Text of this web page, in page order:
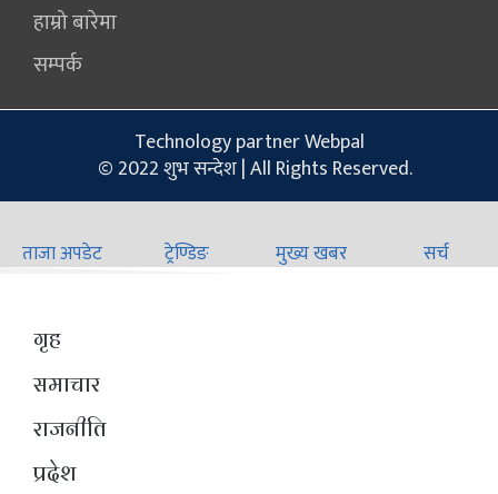
हाम्रो बारेमा
सम्पर्क
© 2022 शुभ सन्देश | All Rights Reserved.
Technology partner Webpal
ताजा अपडेट ट्रेण्डिङ मुख्य खबर सर्च
गृह
समाचार
राजनीति
प्रदेश